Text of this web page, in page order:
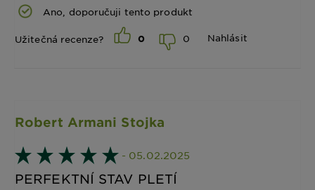
Ano, doporučuji tento produkt
Užitečná recenze? 0 0 Nahlásit
Robert Armani Stojka
- 05.02.2025
PERFEKTNÍ STAV PLETÍ